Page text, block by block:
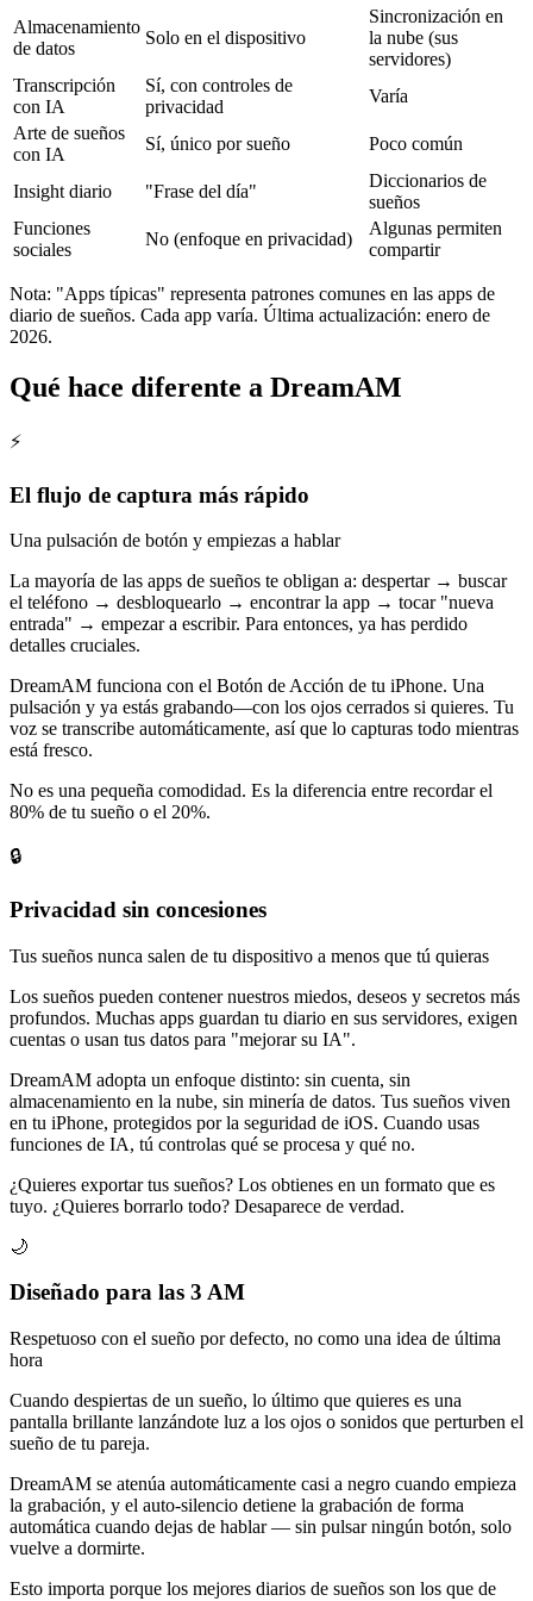
Almacenamiento
de datos
Solo en el dispositivo
Sincronización en
la nube (sus
servidores)
Transcripción
con IA
Sí, con controles de
privacidad
Varía
Arte de sueños
con IA
Sí, único por sueño Poco común
Insight diario "Frase del día"
Diccionarios de
sueños
Funciones
sociales
No (enfoque en privacidad)
Algunas permiten
compartir
Nota: "Apps típicas" representa patrones comunes en las apps de
diario de sueños. Cada app varía. Última actualización: enero de
2026.
Qué hace diferente a DreamAM
⚡
El flujo de captura más rápido
Una pulsación de botón y empiezas a hablar
La mayoría de las apps de sueños te obligan a: despertar → buscar
el teléfono → desbloquearlo → encontrar la app → tocar "nueva
entrada" → empezar a escribir. Para entonces, ya has perdido
detalles cruciales.
DreamAM funciona con el Botón de Acción de tu iPhone. Una
pulsación y ya estás grabando—con los ojos cerrados si quieres. Tu
voz se transcribe automáticamente, así que lo capturas todo mientras
está fresco.
No es una pequeña comodidad. Es la diferencia entre recordar el
80% de tu sueño o el 20%.
🔒
Privacidad sin concesiones
Tus sueños nunca salen de tu dispositivo a menos que tú quieras
Los sueños pueden contener nuestros miedos, deseos y secretos más
profundos. Muchas apps guardan tu diario en sus servidores, exigen
cuentas o usan tus datos para "mejorar su IA".
DreamAM adopta un enfoque distinto: sin cuenta, sin
almacenamiento en la nube, sin minería de datos. Tus sueños viven
en tu iPhone, protegidos por la seguridad de iOS. Cuando usas
funciones de IA, tú controlas qué se procesa y qué no.
¿Quieres exportar tus sueños? Los obtienes en un formato que es
tuyo. ¿Quieres borrarlo todo? Desaparece de verdad.
🌙
Diseñado para las 3 AM
Respetuoso con el sueño por defecto, no como una idea de última
hora
Cuando despiertas de un sueño, lo último que quieres es una
pantalla brillante lanzándote luz a los ojos o sonidos que perturben el
sueño de tu pareja.
DreamAM se atenúa automáticamente casi a negro cuando empieza
la grabación, y el auto-silencio detiene la grabación de forma
automática cuando dejas de hablar — sin pulsar ningún botón, solo
vuelve a dormirte.
Esto importa porque los mejores diarios de sueños son los que de